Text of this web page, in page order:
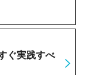
ぐ実践すべ